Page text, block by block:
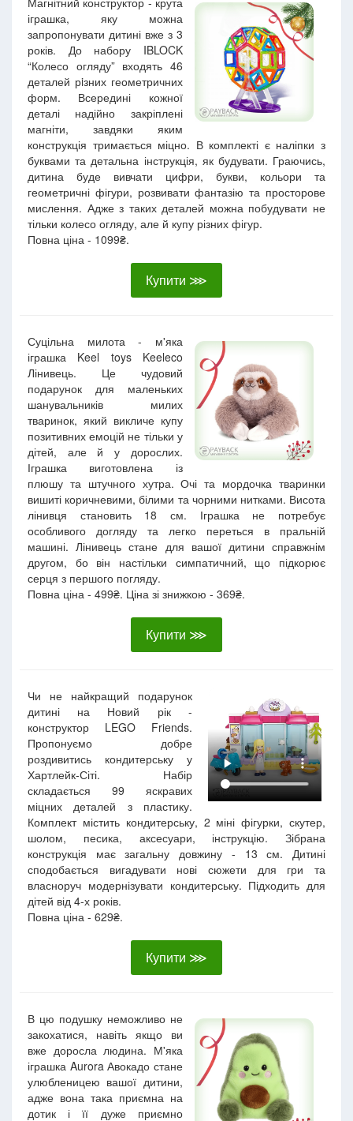
іграшка, яку можна
запропонувати дитині вже з 3
років. До набору IBLOCK
“Колесо огляду” входять 46
деталей рiзних геометричних
форм. Всередині кожної
деталі надійно закріплені
магніти, завдяки яким
конструкція тримається міцно. В комплекті є наліпки з
буквами та детальна інструкція, як будувати. Граючись,
дитина буде вивчати цифри, букви, кольори та
геометричні фігури, розвивати фантазію та просторове
мислення. Адже з таких деталей можна побудувати не
тільки колесо огляду, але й купу різних фігур.
Повна ціна - 1099₴.
Купити ⋙
Суцільна милота - м'яка
іграшка Keel toys Keeleco
Лінивець. Це чудовий
подарунок для маленьких
шанувальників милих
тваринок, який викличе купу
позитивних емоцій не тільки у
дітей, але й у дорослих.
Іграшка виготовлена із
плюшу та штучного хутра. Очі та мордочка тваринки
вишиті коричневими, білими та чорними нитками. Висота
лінивця становить 18 см. Іграшка не потребує
особливого догляду та легко переться в пральній
машині. Лінивець стане для вашої дитини справжнім
другом, бо він настільки симпатичний, що підкорює
серця з першого погляду.
Повна ціна - 499₴. Ціна зі знижкою - 369₴.
Купити ⋙
Чи не найкращий подарунок
дитині на Новий рік -
конструктор LEGO Friends.
Пропонуємо добре
роздивитись кондитерську у
Хартлейк-Сіті. Набір
складається 99 яскравих
міцних деталей з пластику.
Комплект містить кондитерську, 2 міні фігурки, скутер,
шолом, песика, аксесуари, інструкцію. Зібрана
конструкція має загальну довжину - 13 см. Дитині
сподобається вигадувати нові сюжети для гри та
власноруч модернізувати кондитерську. Підходить для
дітей від 4-х років.
Повна ціна - 629₴.
Купити ⋙
В цю подушку неможливо не
закохатися, навіть якщо ви
вже доросла людина. М'яка
іграшка Aurora Авокадо стане
улюбленицею вашої дитини,
адже вона така приємна на
дотик і її дуже приємно